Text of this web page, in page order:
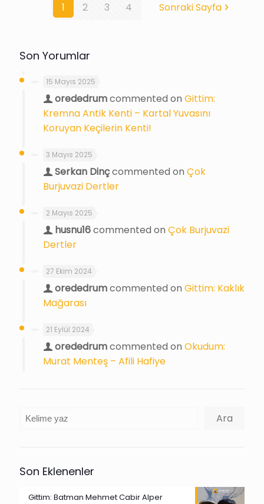
1 2 3 4 Sonraki Sayfa
Son Yorumlar
15 Mayıs 2025
orededrumcommented on Gittim:
Kremna Antik Kenti – Kartal Yuvasını
Koruyan Keçilerin Kenti!
3 Mayıs 2025
Serkan Dinçcommented on Çok
Burjuvazi Dertler
2 Mayıs 2025
husnu16commented on Çok Burjuvazi
Dertler
27 Ekim 2024
orededrumcommented on Gittim: Kaklık
Mağarası
21 Eylül 2024
orededrumcommented on Okudum:
Murat Menteş – Afili Hafiye
Ara Ara
Son Eklenenler
Gittim: Batman Mehmet Cabir Alper